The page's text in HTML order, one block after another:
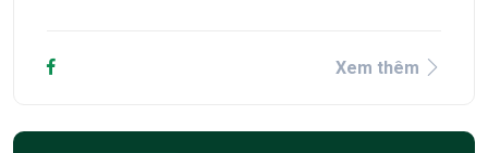
Xem thêm